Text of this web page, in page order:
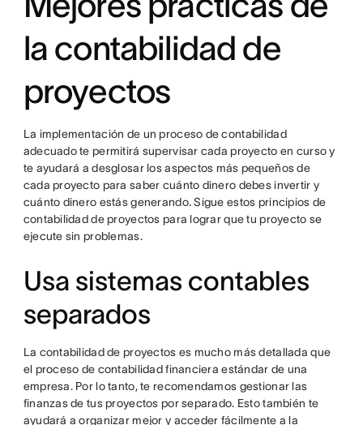
la contabilidad de
proyectos
La implementación de un proceso de contabilidad
adecuado te permitirá supervisar cada proyecto en curso y
te ayudará a desglosar los aspectos más pequeños de
cada proyecto para saber cuánto dinero debes invertir y
cuánto dinero estás generando. Sigue estos principios de
contabilidad de proyectos para lograr que tu proyecto se
ejecute sin problemas.
Usa sistemas contables
separados
La contabilidad de proyectos es mucho más detallada que
el proceso de contabilidad financiera estándar de una
empresa. Por lo tanto, te recomendamos gestionar las
finanzas de tus proyectos por separado. Esto también te
ayudará a organizar mejor y acceder fácilmente a la